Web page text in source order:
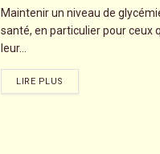
Maintenir un niveau de
santé, en particulier pour ceux
leur...
LIRE PLUS